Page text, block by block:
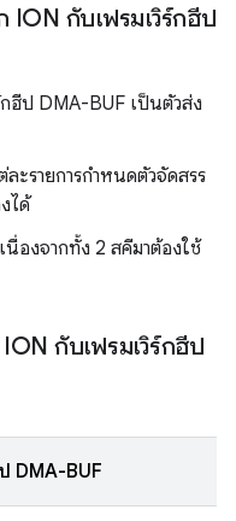
ION กับเฟรมเวิร์กฮีป
ฮีป DMA-BUF เป็นตัวส่ง
ะรายการกำหนดตัวจัดสรร
ได้
องจากทั้ง 2 สคีมาต้องใช้
ION กับเฟรมเวิร์กฮีป
DMA-BUF